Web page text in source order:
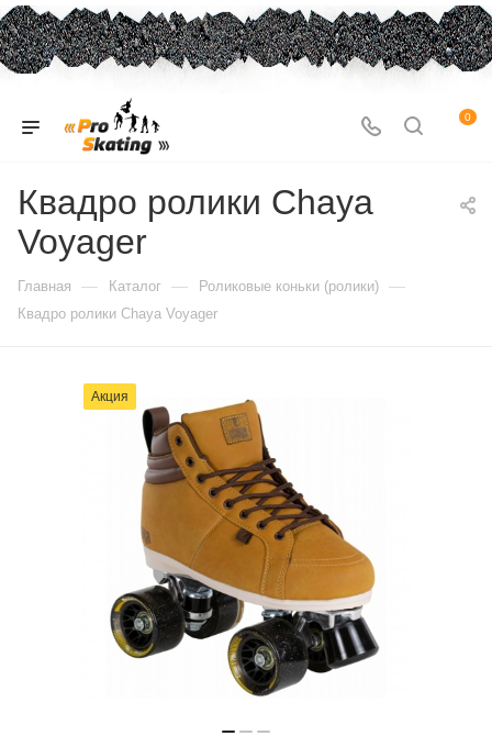
0
Квадро ролики Chaya
Voyager
Главная — Каталог — Роликовые коньки (ролики) —
Квадро ролики Chaya Voyager
Акция